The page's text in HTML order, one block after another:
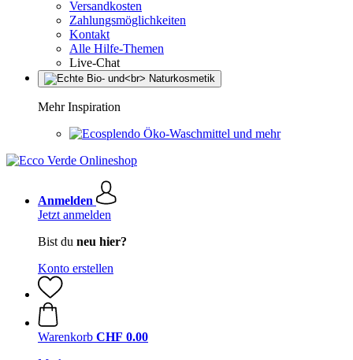
Versandkosten
Zahlungsmöglichkeiten
Kontakt
Alle Hilfe-Themen
Live-Chat
Mehr Inspiration
Öko-Waschmittel und mehr
Anmelden
Jetzt anmelden
Bist du neu hier?
Konto erstellen
Warenkorb CHF 0.00